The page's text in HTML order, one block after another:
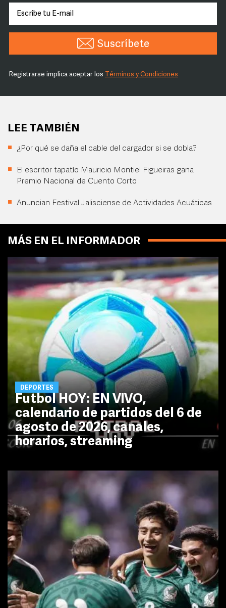
Suscríbete
Registrarse implica aceptar los Términos y Condiciones
LEE TAMBIÉN
¿Por qué se daña el cable del cargador si se dobla?
El escritor tapatío Mauricio Montiel Figueiras gana
Premio Nacional de Cuento Corto
Anuncian Festival Jalisciense de Actividades Acuáticas
MÁS EN EL INFORMADOR
DEPORTES
Futbol HOY: EN VIVO,
calendario de partidos del 6 de
agosto de 2026, canales,
horarios, streaming